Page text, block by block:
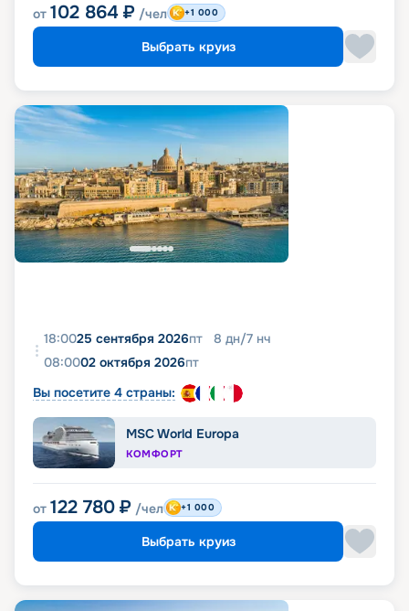
от 102 864 ₽ /чел +1 000
Выбрать круиз
18:0025 сентября 2026пт 8 дн/7 нч
08:0002 октября 2026пт
Вы посетите 4 страны:
MSC World Europa
КОМФОРТ
от 122 780 ₽ /чел +1 000
Выбрать круиз